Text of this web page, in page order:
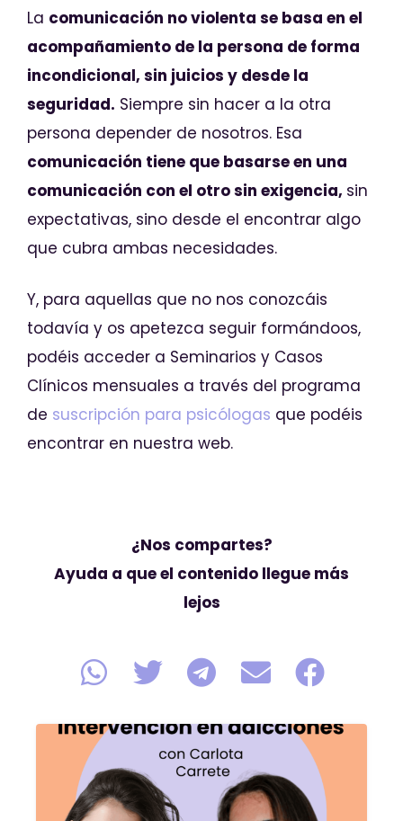
La comunicación no violenta se basa en el
acompañamiento de la persona de forma
incondicional, sin juicios y desde la
seguridad. Siempre sin hacer a la otra
persona depender de nosotros. Esa
comunicación tiene que basarse en una
comunicación con el otro sin exigencia, sin
expectativas, sino desde el encontrar algo
que cubra ambas necesidades.
Y, para aquellas que no nos conozcáis
todavía y os apetezca seguir formándoos,
podéis acceder a Seminarios y Casos
Clínicos mensuales a través del programa
de suscripción para psicólogas que podéis
encontrar en nuestra web.
¿Nos compartes?
Ayuda a que el contenido llegue más
lejos